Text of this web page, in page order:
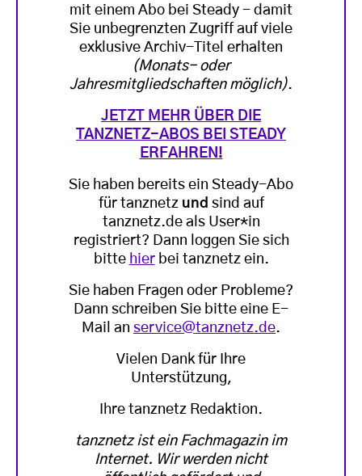
mit einem Abo bei Steady - damit
Sie unbegrenzten Zugriff auf viele
exklusive Archiv-Titel erhalten
(Monats- oder
Jahresmitgliedschaften möglich).
JETZT MEHR ÜBER DIE
TANZNETZ-ABOS BEI STEADY
ERFAHREN!
Sie haben bereits ein Steady-Abo
für tanznetz und sind auf
tanznetz.de als User*in
registriert? Dann loggen Sie sich
bitte hierbei tanznetz ein.
Sie haben Fragen oder Probleme?
Dann schreiben Sie bitte eine E-
Mail an service@tanznetz.de.
Vielen Dank für Ihre
Unterstützung,
Ihre tanznetz Redaktion.
tanznetz ist ein Fachmagazin im
Internet. Wir werden nicht